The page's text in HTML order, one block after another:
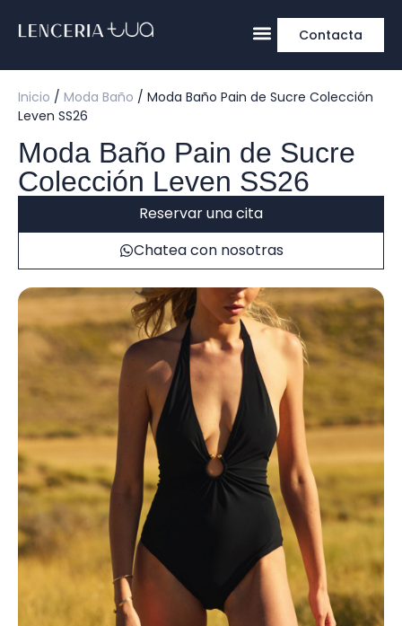
Contacta
Inicio / Moda Baño / Moda Baño Pain de Sucre Colección
Leven SS26
Moda Baño Pain de Sucre
Colección Leven SS26
Reservar una cita
Chatea con nosotras